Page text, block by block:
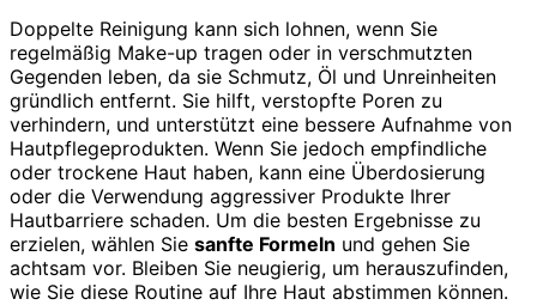
Doppelte Reinigung kann sich lohnen, wenn Sie
regelmäßig Make-up tragen oder in verschmutzten
Gegenden leben, da sie Schmutz, Öl und Unreinheiten
gründlich entfernt. Sie hilft, verstopfte Poren zu
verhindern, und unterstützt eine bessere Aufnahme von
Hautpflegeprodukten. Wenn Sie jedoch empfindliche
oder trockene Haut haben, kann eine Überdosierung
oder die Verwendung aggressiver Produkte Ihrer
Hautbarriere schaden. Um die besten Ergebnisse zu
erzielen, wählen Sie sanfte Formeln und gehen Sie
achtsam vor. Bleiben Sie neugierig, um herauszufinden,
wie Sie diese Routine auf Ihre Haut abstimmen können.